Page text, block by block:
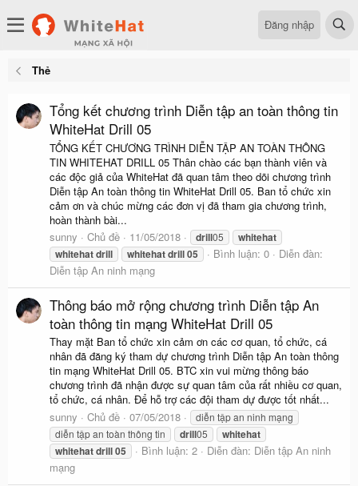
Đăng nhập
Thẻ
Tổng kết chương trình Diễn tập an toàn thông tin
WhiteHat Drill 05
TỔNG KẾT CHƯƠNG TRÌNH DIỄN TẬP AN TOÀN THÔNG
TIN WHITEHAT DRILL 05 Thân chào các bạn thành viên và
các độc giả của WhiteHat đã quan tâm theo dõi chương trình
Diễn tập An toàn thông tin WhiteHat Drill 05. Ban tổ chức xin
cảm ơn và chúc mừng các đơn vị đã tham gia chương trình,
hoàn thành bài...
sunny
Chủ đề 11/05/2018 drill05
whitehat
whitehatdrill whitehatdrill05 Bình luận: 0
Diễn đàn:
Diễn tập An ninh mạng
Thông báo mở rộng chương trình Diễn tập An
toàn thông tin mạng WhiteHat Drill 05
Thay mặt Ban tổ chức xin cảm ơn các cơ quan, tổ chức, cá
nhân đã đăng ký tham dự chương trình Diễn tập An toàn thông
tin mạng WhiteHat Drill 05. BTC xin vui mừng thông báo
chương trình đã nhận được sự quan tâm của rất nhiều cơ quan,
tổ chức, cá nhân. Để hỗ trợ các đội tham dự được tốt nhất...
sunny
Chủ đề 07/05/2018
diễn tập an ninh mạng
diễn tập an toàn thông tin
drill05
whitehat
whitehatdrill05 Bình luận: 2 Diễn đàn: Diễn tập An ninh
mạng